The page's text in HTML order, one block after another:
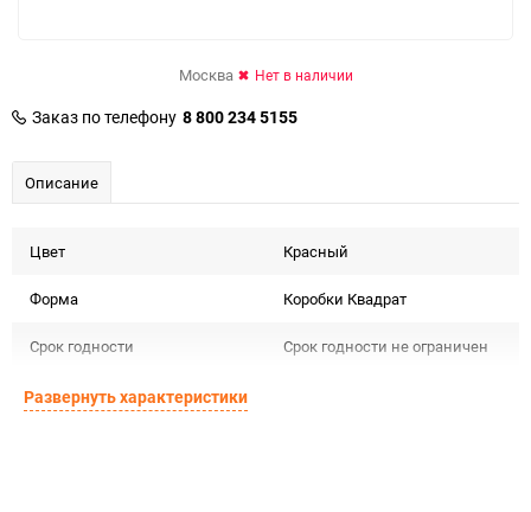
Москва Нет в наличии
Заказ по телефону 8 800 234 5155
Описание
Цвет Красный
Форма Коробки Квадрат
Срок годности Срок годности не ограничен
Страна изготовителя
Развернуть характеристики